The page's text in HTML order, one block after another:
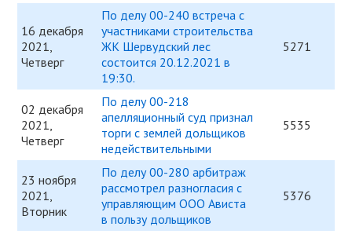
16 декабря
2021,
Четверг
По делу 00-240 встреча с
участниками строительства
ЖК Шервудский лес
состоится 20.12.2021 в
19:30.
5271
02 декабря
2021,
Четверг
По делу 00-218
апелляционный суд признал
торги с землей дольщиков
недействительными
5535
23 ноября
2021,
Вторник
По делу 00-280 арбитраж
рассмотрел разногласия с
управляющим ООО Ависта
в пользу дольщиков
5376